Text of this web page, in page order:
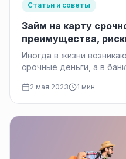
Статьи и советы
Займ на карту
преимущества,
Иногда в жизни
срочные деньги, а в
2 мая 2023 1 мин